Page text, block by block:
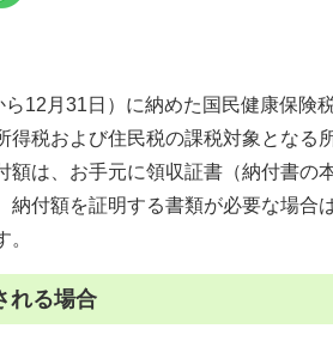
12月31日）に納めた国民健康保険
得税および住民税の課税対象となる
額は、お手元に領収証書（納付書の
納付額を証明する書類が必要な場合
れる場合